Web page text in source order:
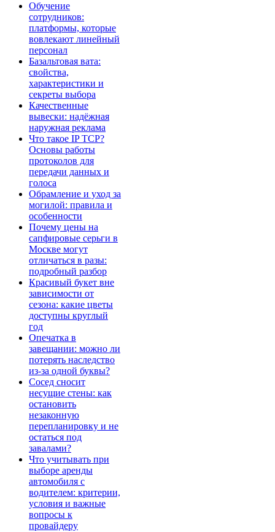
Обучение
сотрудников:
платформы, которые
вовлекают линейный
персонал
Базальтовая вата:
свойства,
характеристики и
секреты выбора
Качественные
вывески: надёжная
наружная реклама
Что такое IP TCP?
Основы работы
протоколов для
передачи данных и
голоса
Обрамление и уход за
могилой: правила и
особенности
Почему цены на
сапфировые серьги в
Москве могут
отличаться в разы:
подробный разбор
Красивый букет вне
зависимости от
сезона: какие цветы
доступны круглый
год
Опечатка в
завещании: можно ли
потерять наследство
из-за одной буквы?
Сосед сносит
несущие стены: как
остановить
незаконную
перепланировку и не
остаться под
завалами?
Что учитывать при
выборе аренды
автомобиля с
водителем: критерии,
условия и важные
вопросы к
провайдеру